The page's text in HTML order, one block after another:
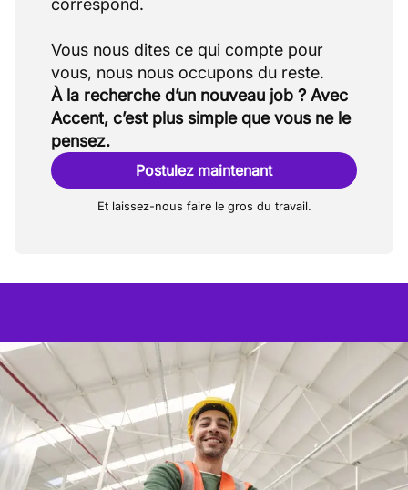
correspond.
Vous nous dites ce qui compte pour
À la recherche d’un nouveau job ? Avec
Accent, c’est plus simple que vous ne le
pensez.
Postulez maintenant
Et laissez-nous faire le gros du travail.